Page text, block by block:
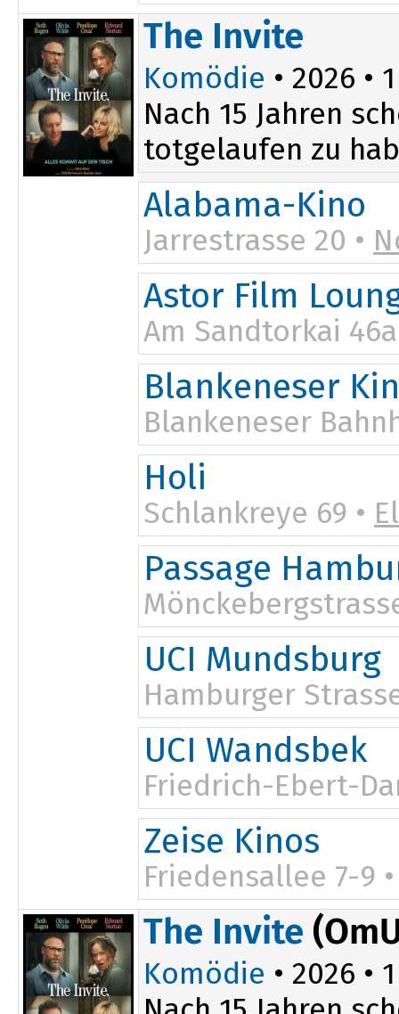
The Invite
Komödie • 2026 •
Nach 15 Jahren
totgelaufen zu
Alabama-Kino
Jarrestrasse 20 •
20:15
Astor Film
Am Sandtorkai
Blankeneser
Blankeneser
Holi
Schlankreye 69 •
Passage
UCI Mundsburg
Hamburger
UCI Wandsbek
Friedrich-Ebert-
Zeise Kinos
Friedensallee 7-9
The Invite
Komödie • 2026 •